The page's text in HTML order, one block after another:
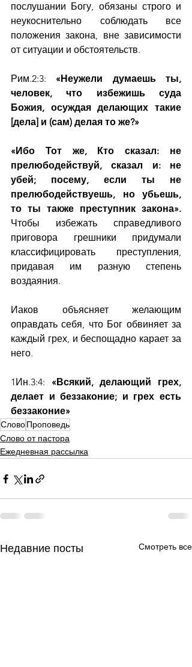
послушании Богу, обязаны строго и
неукоснительно соблюдать все
положения закона, вне зависимости
от ситуации и обстоятельств.
Рим.2:3: «Неужели думаешь ты,
человек, что избежишь суда
Божия, осуждая делающих такие
[дела] и (сам) делая то же?»
«Ибо Тот же, Кто сказал: не
прелюбодействуй, сказал и: не
убей; посему, если ты не
прелюбодействуешь, но убьешь,
Чтобы избежать справедливого
приговора грешники придумали
классифицировать преступления,
придавая им разную степень
воздаяния.
Иаков объясняет желающим
оправдать себя, что Бог обвиняет за
каждый грех, и беспощадно карает за
него.
1Ин.3:4: «Всякий, делающий грех,
делает и беззаконие; и грех есть
беззаконие»
СловоПроповедь
Слово от пастора
Ежедневная рассылка
Недавние посты Смотреть все